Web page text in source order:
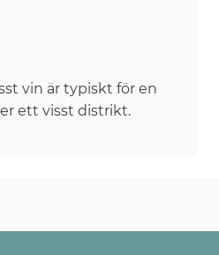
vin är typiskt för en
ett visst distrikt.